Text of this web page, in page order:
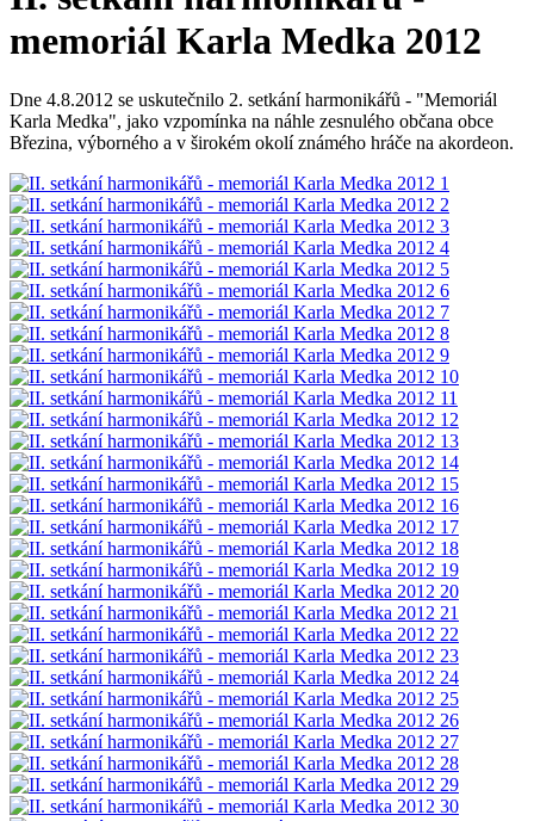
memoriál Karla Medka 2012
Dne 4.8.2012 se uskutečnilo 2. setkání harmonikářů - "Memoriál
Karla Medka", jako vzpomínka na náhle zesnulého občana obce
Březina, výborného a v širokém okolí známého hráče na akordeon.